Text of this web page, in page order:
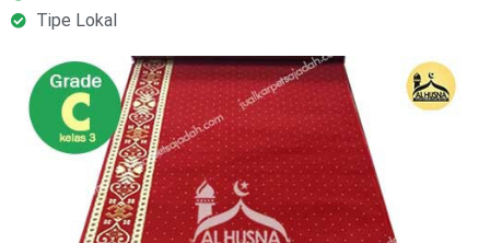
Tipe Lokal